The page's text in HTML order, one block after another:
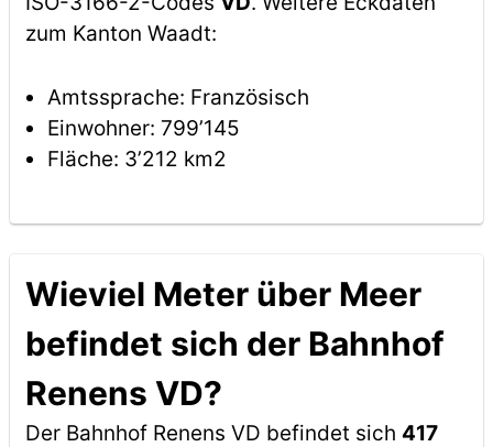
zum Kanton Waadt:
Amtssprache: Französisch
Einwohner: 799’145
Fläche: 3’212 km2
Wieviel Meter über Meer
befindet sich der Bahnhof
Renens VD?
Der Bahnhof Renens VD befindet sich 417